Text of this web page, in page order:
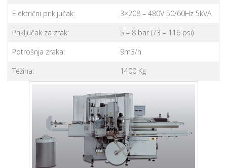
Električni priključak:
3×208 – 480V 50/60Hz 5kVA
Priključak za zrak:
5 – 8 bar (73 – 116 psi)
Potrošnja zraka:
9m3/h
Težina:
1400 Kg